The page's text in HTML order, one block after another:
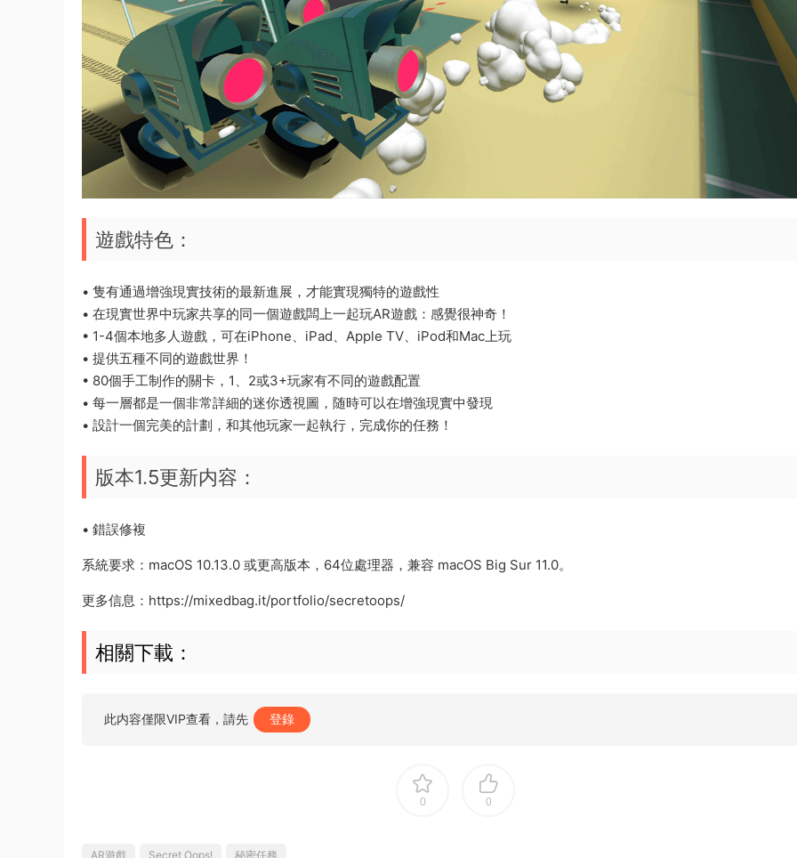
遊戲特色：
• 隻有通過增強現實技術的最新進展，才能實現獨特的遊戲性
• 在現實世界中玩家共享的同一個遊戲闆上一起玩AR遊戲：感覺很神奇！
• 1-4個本地多人遊戲，可在iPhone、iPad、Apple TV、iPod和Mac上玩
• 提供五種不同的遊戲世界！
• 80個手工制作的關卡，1、2或3+玩家有不同的遊戲配置
• 每一層都是一個非常詳細的迷你透視圖，随時可以在增強現實中發現
• 設計一個完美的計劃，和其他玩家一起執行，完成你的任務！
版本1.5更新内容：
• 錯誤修複
系統要求：macOS 10.13.0 或更高版本，64位處理器，兼容 macOS Big Sur 11.0。
更多信息：https://mixedbag.it/portfolio/secretoops/
相關下載：
此内容僅限VIP查看，請先 登錄
0 0
AR遊戲 Secret Oops! 秘密任務